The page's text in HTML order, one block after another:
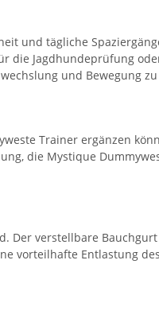
und tägliche
die Jagdhundeprüfung
und Bewegung
Trainer ergänzen
die Mystique
Der verstellbare
vorteilhafte Entlastung des